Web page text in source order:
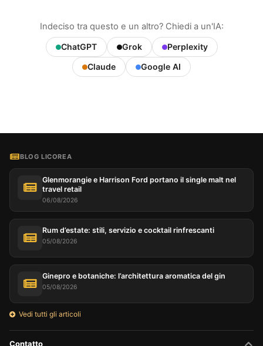
Indeciso tra questo e un altro? Chiedi a un'IA:
ChatGPT Grok
Perplexity
Claude
Google AI
BLOG LICOREA
Glenmorangie e Harrison Ford portano il single malt nel
travel retail
06/08/2026
Rum d’estate: stili, servizio e cocktail rinfrescanti
05/08/2026
Ginepro e botaniche: l’architettura aromatica del gin
05/08/2026
Vedi tutti gli articoli
Contatto